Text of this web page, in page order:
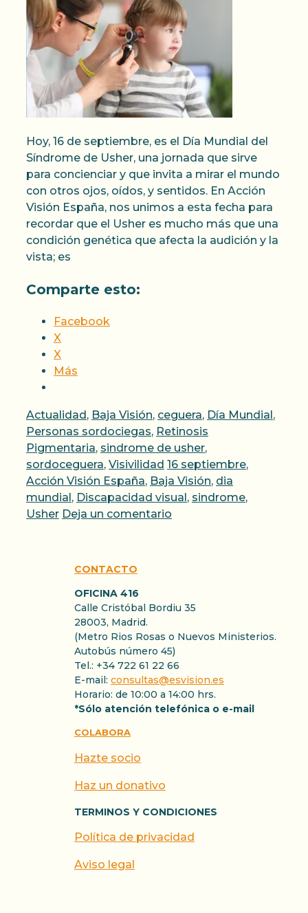
Hoy, 16 de septiembre, es el Día Mundial del
Síndrome de Usher, una jornada que sirve
para concienciar y que invita a mirar el mundo
con otros ojos, oídos, y sentidos. En Acción
Visión España, nos unimos a esta fecha para
recordar que el Usher es mucho más que una
condición genética que afecta la audición y la
vista; es
Comparte esto:
Facebook
X
X
Más
Categorías
Actualidad , Baja Visión, ceguera, Día Mundial ,
Personas sordociegas, Retinosis
Pigmentaria, sindrome de usher,
sordoceguera, Visivilidad Etiquetas
16 septiembre,
Acción Visión España, Baja Visión, dia
mundial , Discapacidad visual , sindrome,
Usher Deja un comentario
CONTACTO
OFICINA 416
Calle Cristóbal Bordiu 35
28003, Madrid.
(Metro Rios Rosas o Nuevos Ministerios.
Autobús número 45)
Tel.: +34 722 61 22 66
E-mail: consultas@esvision.es
Horario: de 10:00 a 14:00 hrs.
*Sólo atención telefónica o e-mail
COLABORA
Hazte socio
Haz un donativo
TERMINOS Y CONDICIONES
Política de privacidad
Aviso legal